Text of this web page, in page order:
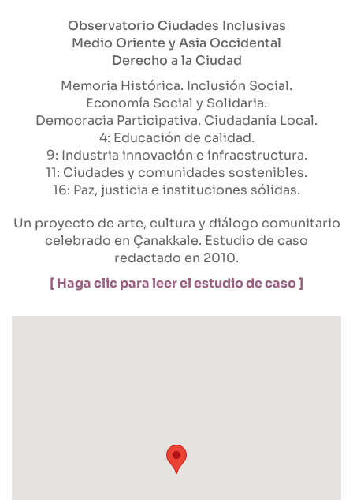
Observatorio Ciudades Inclusivas
Medio Oriente y Asia Occidental
Derecho a la Ciudad
Memoria Histórica Inclusión Social
Economía Social y Solidaria
Democracia Participativa Ciudadanía Local
4: Educación de calidad
9: Industria innovación e infraestructura
11: Ciudades y comunidades sostenibles
16: Paz, justicia e instituciones sólidas
Un proyecto de arte, cultura y diálogo comunitario
celebrado en Çanakkale. Estudio de caso
redactado en 2010.
[ Haga clic para leer el estudio de caso ]